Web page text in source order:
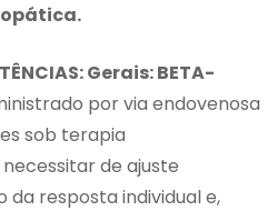
Gerais: BETA-
por via endovenosa
sob terapia
de ajuste
da resposta individual e,